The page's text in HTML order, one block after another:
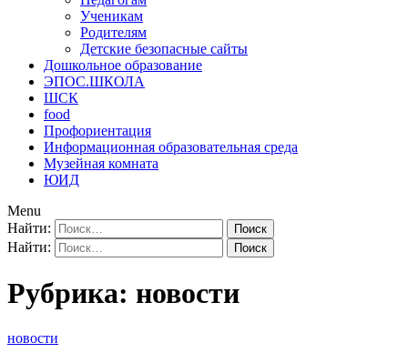
Ученикам
Родителям
Детские безопасные сайты
Дошкольное образование
ЭПОС.ШКОЛА
ШСК
food
Профориентация
Информационная образовательная среда
Музейная комната
ЮИД
Menu
Найти:
Найти:
Рубрика: новости
новости